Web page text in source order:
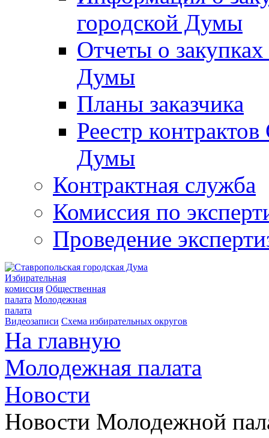
городской Думы
Отчеты о
Думы
Планы заказчика
Реестр
Думы
Контрактная служба
Комиссия по
Проведение
Избирательная
комиссия Общественная
палата Молодежная
палата
Видеозаписи Схема избирательных округов
На главную
Молодежная палата
Новости
Новости Молодежной